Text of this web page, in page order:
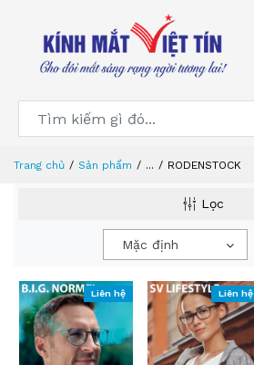
Trang chủ Sản phẩm ... RODENSTOCK
Lọc
Mặc định
Liên hệ Liên hệ